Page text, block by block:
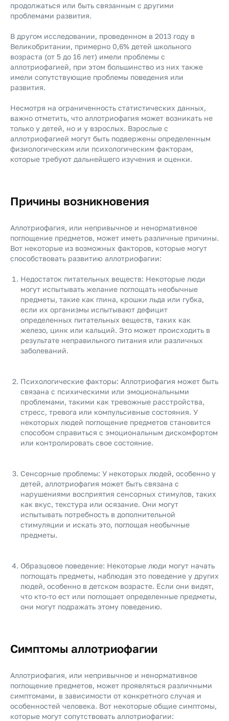
продолжаться или быть связанным с другими
проблемами развития.
В другом исследовании, проведенном в 2013 году в
Великобритании, примерно 0,6% детей школьного
возраста (от 5 до 16 лет) имели проблемы с
аллотриофагией, при этом большинство из них также
имели сопутствующие проблемы поведения или
развития.
Несмотря на ограниченность статистических данных,
важно отметить, что аллотриофагия может возникать не
только у детей, но и у взрослых. Взрослые с
аллотриофагией могут быть подвержены определенным
физиологическим или психологическим факторам,
которые требуют дальнейшего изучения и оценки.
Причины возникновения
Аллотриофагия, или непривычное и ненормативное
поглощение предметов, может иметь различные причины.
Вот некоторые из возможных факторов, которые могут
способствовать развитию аллотриофагии:
Недостаток питательных веществ: Некоторые люди
могут испытывать желание поглощать необычные
предметы, такие как глина, крошки льда или губка,
если их организмы испытывают дефицит
определенных питательных веществ, таких как
железо, цинк или кальций. Это может происходить в
результате неправильного питания или различных
заболеваний.
Психологические факторы: Аллотриофагия может быть
связана с психическими или эмоциональными
проблемами, такими как тревожные расстройства,
стресс, тревога или компульсивные состояния. У
некоторых людей поглощение предметов становится
способом справиться с эмоциональным дискомфортом
или контролировать свое состояние.
Сенсорные проблемы: У некоторых людей, особенно у
детей, аллотриофагия может быть связана с
нарушениями восприятия сенсорных стимулов, таких
как вкус, текстура или осязание. Они могут
испытывать потребность в дополнительной
стимуляции и искать это, поглощая необычные
предметы.
Образцовое поведение: Некоторые люди могут начать
поглощать предметы, наблюдая это поведение у других
людей, особенно в детском возрасте. Если они видят,
что кто-то ест или поглощает определенные предметы,
они могут подражать этому поведению.
Симптомы аллотриофагии
Аллотриофагия, или непривычное и ненормативное
поглощение предметов, может проявляться различными
симптомами, в зависимости от конкретного случая и
особенностей человека. Вот некоторые общие симптомы,
которые могут сопутствовать аллотриофагии: